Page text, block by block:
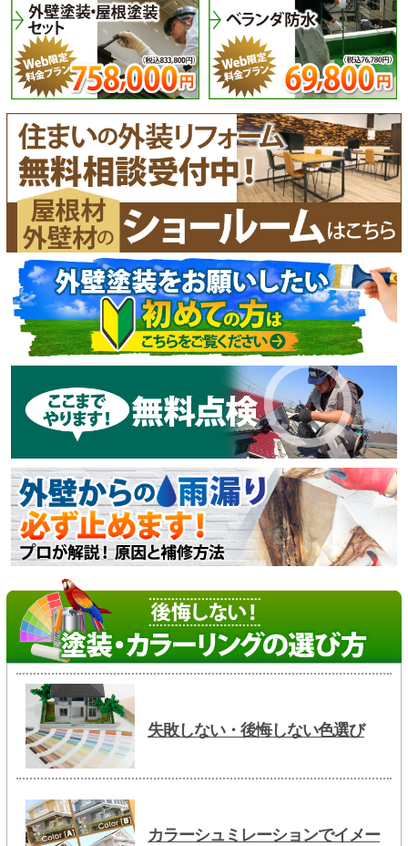
失敗しない・後悔しない色選び
カラーシュミレーションでイメー